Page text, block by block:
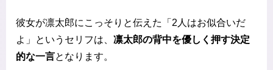
彼女が凛太郎にこっそりと伝えた「2人はお似合いだ
よ」というセリフは、 凛太郎の背中を優しく押す決定
的な一言となります。